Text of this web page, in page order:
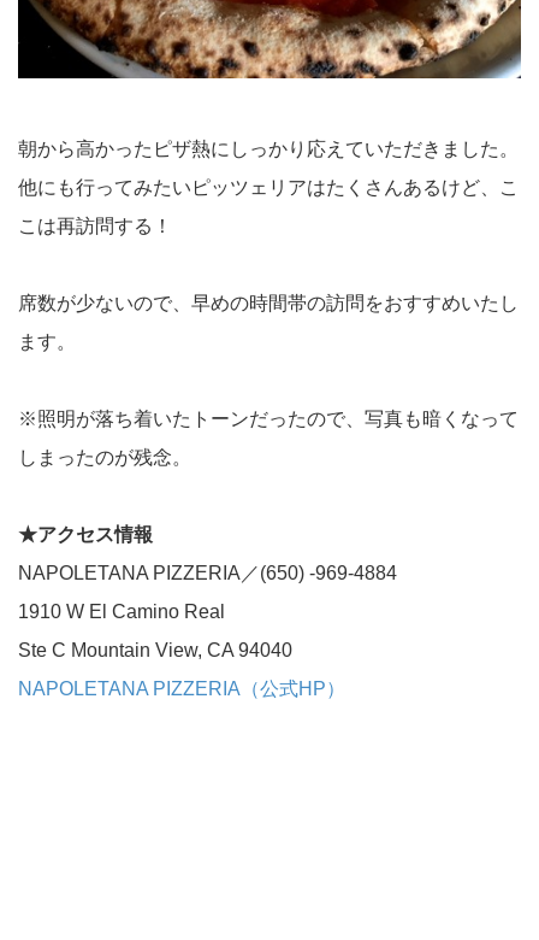
朝から高かったピザ熱にしっかり応えていただきました。
他にも行ってみたいピッツェリアはたくさんあるけど、こ
こは再訪問する！
席数が少ないので、早めの時間帯の訪問をおすすめいたし
ます。
※照明が落ち着いたトーンだったので、写真も暗くなって
しまったのが残念。
★アクセス情報
NAPOLETANA PIZZERIA／(650) -969-4884
1910 W El Camino Real
Ste C Mountain View, CA 94040
NAPOLETANA PIZZERIA（公式HP）